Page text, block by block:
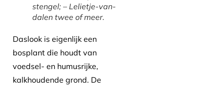
stengel; – Lelietje-van-
dalen twee of meer.
Daslook is eigenlijk een
bosplant die houdt van
voedsel- en humusrijke,
kalkhoudende grond. De